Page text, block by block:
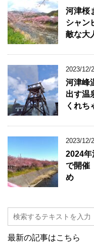
河津桜
シャン
敵な大
2023/12/
河津峰
出す温
くれ
2023/12/
2024年
で開催
め
最新の記事はこちら